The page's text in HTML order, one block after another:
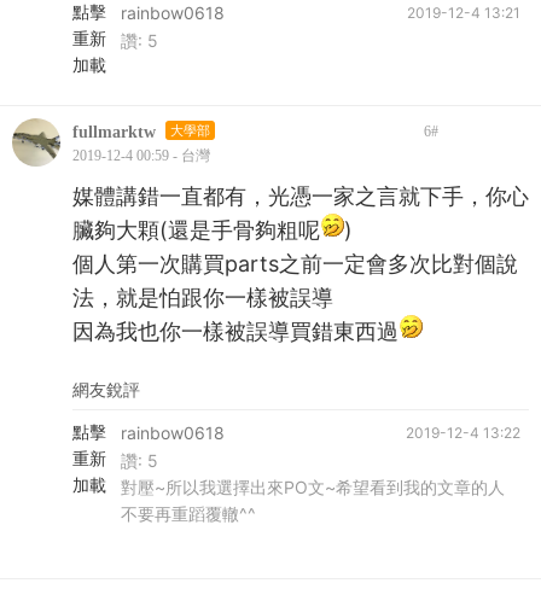
點擊
重新
加載
2019-12-4 13:21
rainbow0618
讚: 5
fullmarktw 大學部 6#
2019-12-4 00:59 - 台灣
媒體講錯一直都有，光憑一家之言就下手，你心
臟夠大顆(還是手骨夠粗呢
)
個人第一次購買parts之前一定會多次比對個說
法，就是怕跟你一樣被誤導
因為我也你一樣被誤導買錯東西過
網友銳評
點擊
重新
加載
2019-12-4 13:22
rainbow0618
讚: 5
對壓~所以我選擇出來PO文~希望看到我的文章的人
不要再重蹈覆轍^^